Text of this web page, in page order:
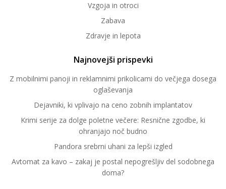
Vzgoja in otroci
Zabava
Zdravje in lepota
Najnovejši prispevki
Z mobilnimi panoji in reklamnimi prikolicami do večjega dosega
oglaševanja
Dejavniki, ki vplivajo na ceno zobnih implantatov
Krimi serije za dolge poletne večere: Resnične zgodbe, ki
ohranjajo noč budno
Pandora srebrni uhani za lepši izgled
Avtomat za kavo – zakaj je postal nepogrešljiv del sodobnega
doma?